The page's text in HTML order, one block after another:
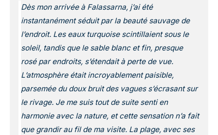
Dès mon arrivée à Falassarna, j’ai été
instantanément séduit par la beauté sauvage de
l’endroit. Les eaux turquoise scintillaient sous le
soleil, tandis que le sable blanc et fin, presque
rosé par endroits, s’étendait à perte de vue.
L’atmosphère était incroyablement paisible,
parsemée du doux bruit des vagues s’écrasant sur
le rivage. Je me suis tout de suite senti en
harmonie avec la nature, et cette sensation n’a fait
que grandir au fil de ma visite. La plage, avec ses